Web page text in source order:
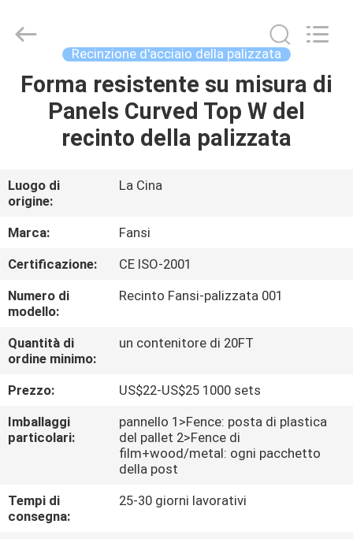
CASA
PRODOTTI
CIRCA
NOI
GIRO
DELLA
FABBRICA
CONTROLLO
DI
QUALITÀ
CONTATTICI
NOTIZIE
Products
Co.,Ltd.
Reserved.
Developed
Recinzione d'acciaio della palizzata
Forma resistente su misura di
Panels Curved Top W del
recinto della palizzata
Luogo di
origine:
La Cina
Marca:
Fansi
Certificazione:
CE ISO-2001
Numero di
modello:
Recinto Fansi-palizzata 001
Quantità di
ordine minimo:
un contenitore di 20FT
Prezzo:
US$22-US$25 1000 sets
Imballaggi
particolari:
pannello 1>Fence: posta di plastica
del pallet 2>Fence di
film+wood/metal: ogni pacchetto
della post
Tempi di
consegna:
25-30 giorni lavorativi